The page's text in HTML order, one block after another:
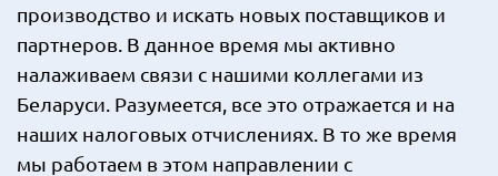
производство и искать новых поставщиков и
партнеров. В данное время мы активно
налаживаем связи с нашими коллегами из
Беларуси. Разумеется, все это отражается и на
наших налоговых отчислениях. В то же время
мы работаем в этом направлении с